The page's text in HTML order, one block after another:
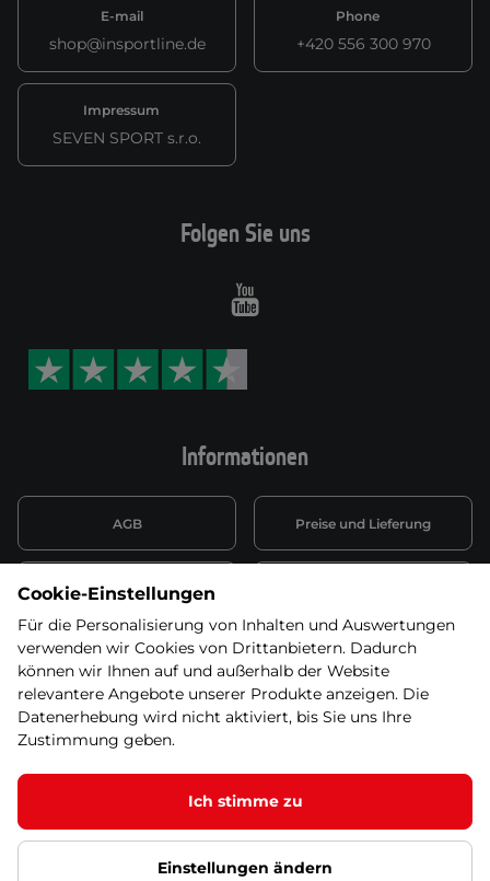
E-mail
shop@insportline.de
Phone
+420 556 300 970
Impressum
SEVEN SPORT s.r.o.
Informationen
AGB Preise und Lieferung
Datenschutzerklärung
Wiederufsbelehrung mit Link
zum Formular
Batterieentsorgung
Informationen zu Elektro-
und Elektonikgeräten
Widerruf erklären
Folgen Sie uns
Youtube
© 2026 SEVEN SPORT s.r.o Alle Rechte vorbehalten1
Datenschutzgrundsätze Google Datenschutz Google
Cookie-Einstellungen
Für die Personalisierung von Inhalten und Auswertungen
verwenden wir Cookies von Drittanbietern. Dadurch
können wir Ihnen auf und außerhalb der Website
relevantere Angebote unserer Produkte anzeigen. Die
Datenerhebung wird nicht aktiviert, bis Sie uns Ihre
Zustimmung geben.
Ich stimme zu
Einstellungen ändern